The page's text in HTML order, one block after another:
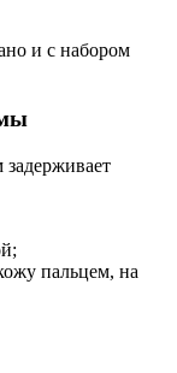
и с набором
задерживает
пальцем, на